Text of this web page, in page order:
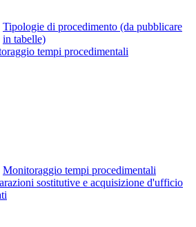
Tipologie di procedimento (da pubblicare
in tabelle)
tempi procedimentali
Monitoraggio tempi procedimentali
sostitutive e acquisizione d'ufficio